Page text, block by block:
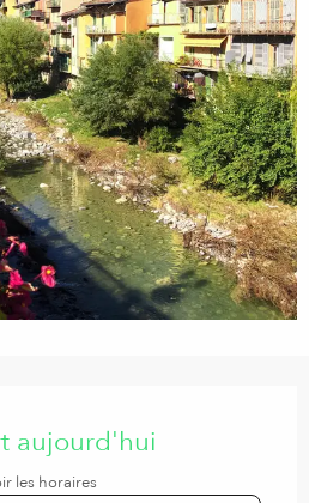
aujourd'hui
les horaires